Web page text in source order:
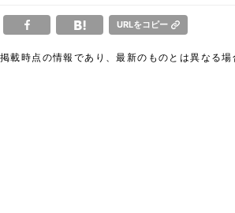
2011」開催
URLをコピー
載時点の情報であり、最新のものとは異なる場